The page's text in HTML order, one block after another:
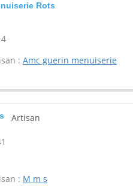
Rots
: Amc guerin menuiserie
Artisan
: M m s